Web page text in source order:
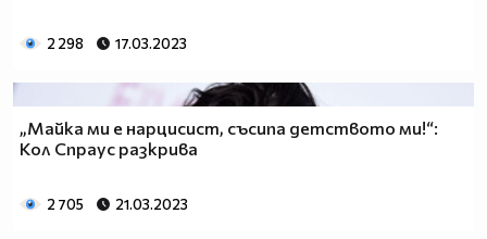
2 298 17.03.2023
„Майка ми е нарцисист, съсипа детството ми!“:
Кол Спраус разкрива
2 705 21.03.2023